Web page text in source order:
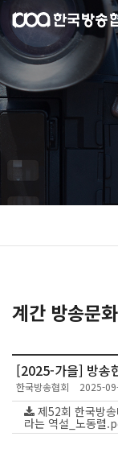
계간 방송문화
[2025-가을] 방송
한국방송협회 2025-
제52회 한국방
라는 역설_노동렬